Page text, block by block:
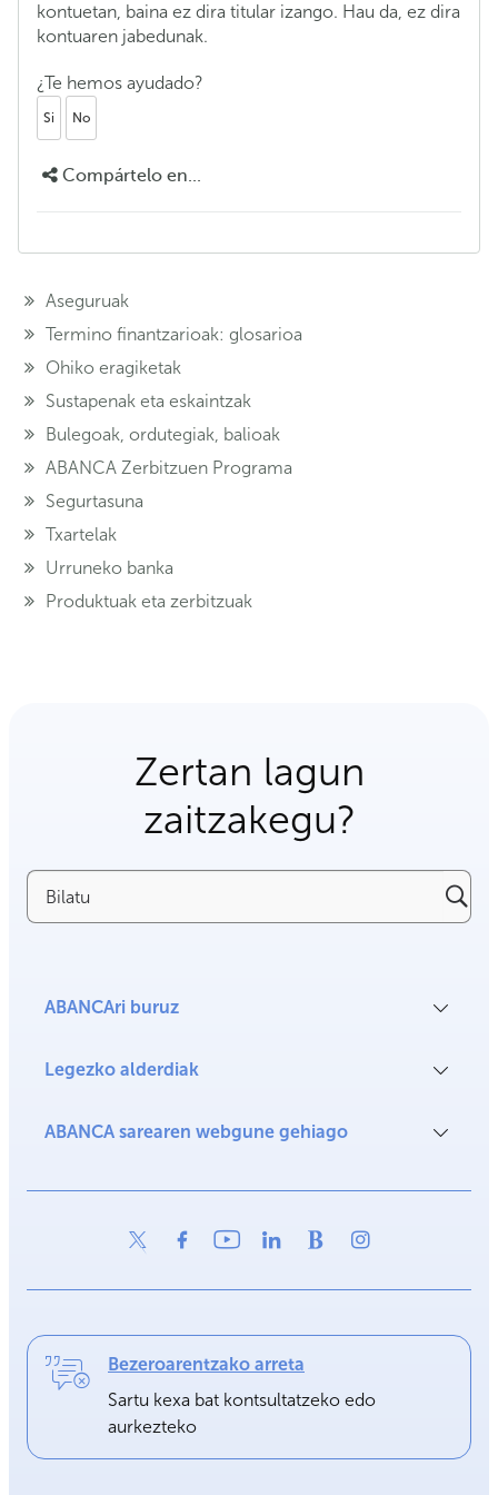
kontuetan, baina ez dira titular izango. Hau da, ez dira
kontuaren jabedunak.
¿Te hemos ayudado?
Si No
Compártelo en...
Aseguruak
Termino finantzarioak: glosarioa
Ohiko eragiketak
Sustapenak eta eskaintzak
Bulegoak, ordutegiak, balioak
ABANCA Zerbitzuen Programa
Segurtasuna
Txartelak
Urruneko banka
Produktuak eta zerbitzuak
Zertan lagun
zaitzakegu?
Bilatu
ABANCAri buruz
Legezko alderdiak
ABANCA sarearen webgune gehiago
Bezeroarentzako arreta
Sartu kexa bat kontsultatzeko edo
aurkezteko